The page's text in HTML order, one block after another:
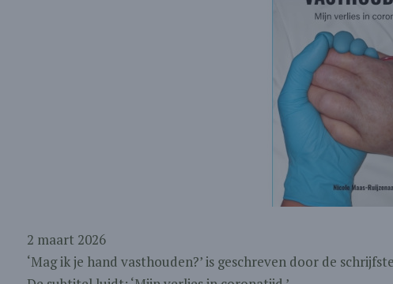
2 maart 2026
‘Mag ik je hand vasthouden?’ is geschreven door de